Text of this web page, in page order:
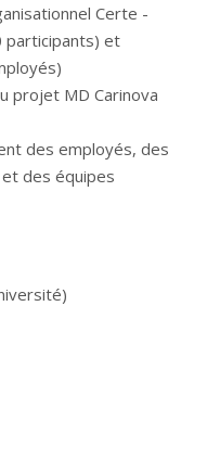
Certe -
participants) et
projet MD Carinova
des employés, des
des équipes